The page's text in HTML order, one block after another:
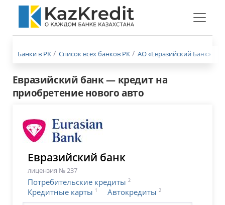
Меню
Банки в РК Список всех банков РК АО «Евразийский Банк»
Евразийский банк — кредит на
приобретение нового авто
Евразийский банк
лицензия № 237
Потребительские кредиты 2
Кредитные карты 1 Автокредиты 2